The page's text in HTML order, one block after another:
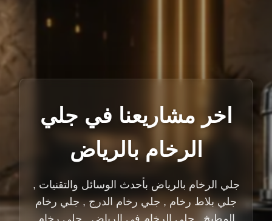
اخر مشاريعنا في جلي
الرخام بالرياض
جلي الرخام بالرياض بأحدث الوسائل والتقنيات ,
جلي بلاط رخام , جلي رخام الدرج , جلي رخام